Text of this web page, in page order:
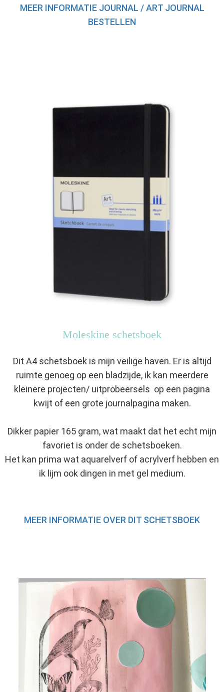
MEER INFORMATIE JOURNAL / ART JOURNAL
BESTELLEN
Moleskine schetsboek
Dit A4 schetsboek is mijn veilige haven. Er is altijd
ruimte genoeg op een bladzijde, ik kan meerdere
kleinere projecten/ uitprobeersels op een pagina
kwijt of een grote journalpagina maken.
Dikker papier 165 gram, wat maakt dat het echt mijn
favoriet is onder de schetsboeken.
Het kan prima wat aquarelverf of acrylverf hebben en
ik lijm ook dingen in met gel medium.
MEER INFORMATIE OVER DIT SCHETSBOEK